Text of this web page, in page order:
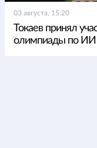
03 августа, 15:20
Токаев принял
олимпиады по ИИ